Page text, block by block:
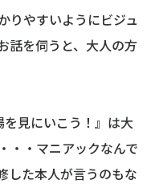
りやすいようにビジュ
話を伺うと、大人の方
見にいこう！』は大
・・マニアックなんで
した本人が言うのもな